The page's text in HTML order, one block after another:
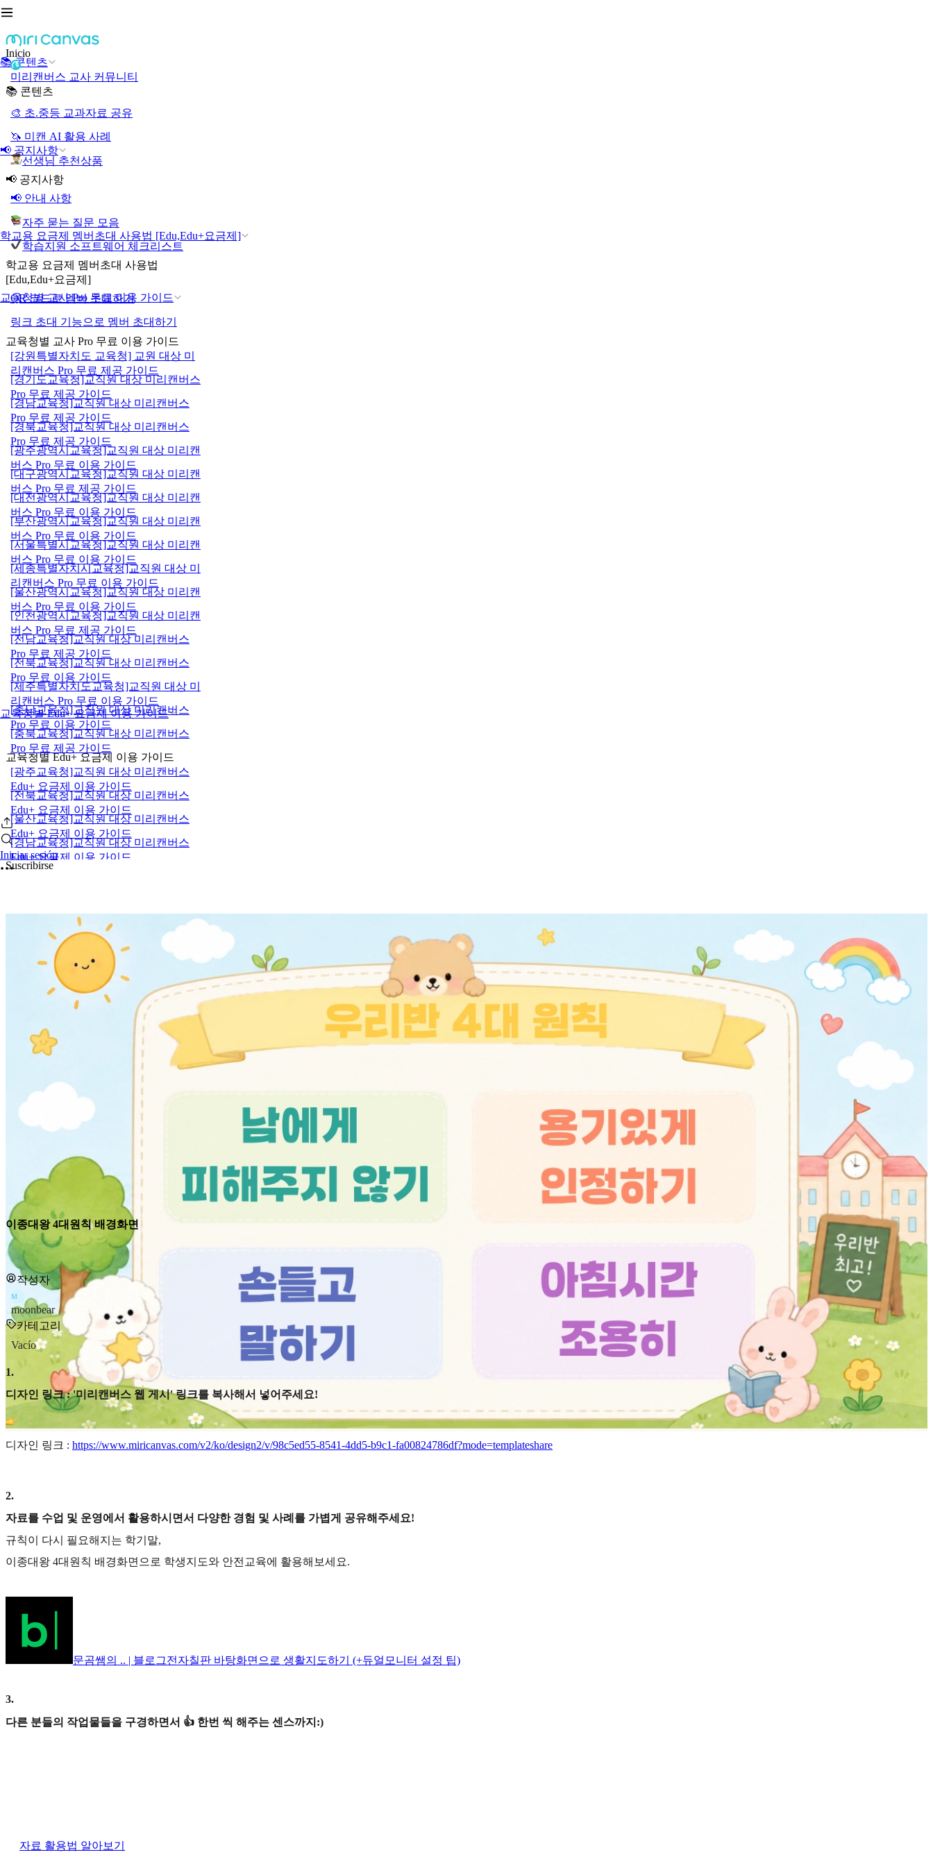
📚 콘텐츠
📢 공지사항
학교용 요금제 멤버초대 사용법 [Edu,Edu+요금제]
교육청별 교사 Pro 무료 이용 가이드
교육청별 Edu+ 요금제 이용 가이드
Iniciar sesión
Inicio
미리캔버스 교사 커뮤니티
📚 콘텐츠
🎨 초.중등 교과자료 공유
🦄 미캔 AI 활용 사례
선생님 추천상품
📢 공지사항
📢 안내 사항
자주 묻는 질문 모음
학습지원 소프트웨어 체크리스트
학교용 요금제 멤버초대 사용법
[Edu,Edu+요금제]
QR 코드로 멤버 초대하기
링크 초대 기능으로 멤버 초대하기
교육청별 교사 Pro 무료 이용 가이드
[강원특별자치도 교육청] 교원 대상 미
리캔버스 Pro 무료 제공 가이드
[경기도교육청]교직원 대상 미리캔버스
Pro 무료 제공 가이드
[경남교육청]교직원 대상 미리캔버스
Pro 무료 제공 가이드
[경북교육청]교직원 대상 미리캔버스
Pro 무료 제공 가이드
[광주광역시교육청]교직원 대상 미리캔
버스 Pro 무료 이용 가이드
[대구광역시교육청]교직원 대상 미리캔
버스 Pro 무료 제공 가이드
[대전광역시교육청]교직원 대상 미리캔
버스 Pro 무료 이용 가이드
[부산광역시교육청]교직원 대상 미리캔
버스 Pro 무료 이용 가이드
[서울특별시교육청]교직원 대상 미리캔
버스 Pro 무료 이용 가이드
[세종특별자치시교육청]교직원 대상 미
리캔버스 Pro 무료 이용 가이드
[울산광역시교육청]교직원 대상 미리캔
버스 Pro 무료 이용 가이드
[인천광역시교육청]교직원 대상 미리캔
버스 Pro 무료 제공 가이드
[전남교육청]교직원 대상 미리캔버스
Pro 무료 제공 가이드
[전북교육청]교직원 대상 미리캔버스
Pro 무료 이용 가이드
[제주특별자치도교육청]교직원 대상 미
리캔버스 Pro 무료 이용 가이드
[충남교육청]교직원 대상 미리캔버스
Pro 무료 이용 가이드
[충북교육청]교직원 대상 미리캔버스
Pro 무료 제공 가이드
교육청별 Edu+ 요금제 이용 가이드
[광주교육청]교직원 대상 미리캔버스
Edu+ 요금제 이용 가이드
[전북교육청]교직원 대상 미리캔버스
Edu+ 요금제 이용 가이드
[울산교육청]교직원 대상 미리캔버스
Edu+ 요금제 이용 가이드
[경남교육청]교직원 대상 미리캔버스
Edu+ 요금제 이용 가이드
Suscribirse
이종대왕 4대원칙 배경화면
작성자
M
moonbear
카테고리
Vacío
1.
디자인 링크 : '미리캔버스 웹 게시' 링크를 복사해서 넣어주세요!
디자인 링크 : https://www.miricanvas.com/v2/ko/design2/v/98c5ed55-8541-4dd5-b9c1-fa00824786df?mode=templateshare
2.
자료를 수업 및 운영에서 활용하시면서 다양한 경험 및 사례를 가볍게 공유해주세요!
규칙이 다시 필요해지는 학기말,
이종대왕 4대원칙 배경화면으로 학생지도와 안전교육에 활용해보세요.
문곰쌤의 .. | 블로그전자칠판 바탕화면으로 생활지도하기 (+듀얼모니터 설정 팁)
3.
다른 분들의 작업물들을 구경하면서 👍 한번 씩 해주는 센스까지:)
자료 활용법 알아보기